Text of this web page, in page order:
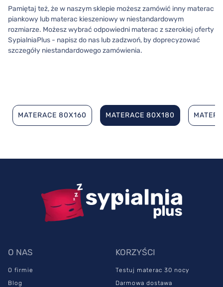
Pamiętaj też, że w naszym sklepie możesz zamówić inny materac
piankowy lub materac kieszeniowy w niestandardowym
rozmiarze. Możesz wybrać odpowiedni materac z szerokiej oferty
SypialniaPlus - napisz do nas lub zadzwoń, by doprecyzować
szczegóły niestandardowego zamówienia.
MATERACE 80X160 MATERACE 80X180
O NAS
O firmie
Blog
KORZYŚCI
Testuj materac 30 nocy
Darmowa dostawa